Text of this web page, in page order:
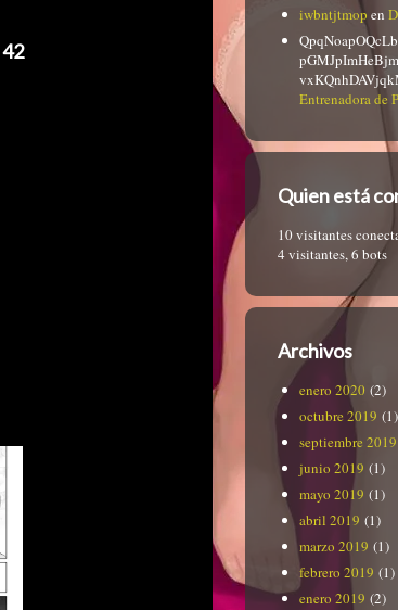
iwbntjtmop en
Entrenadora de
Quien está
10 visitantes
4 visitantes,6 bots
Archivos
enero 2020 (2)
octubre 2019 (1)
septiembre 2019
junio 2019 (1)
mayo 2019 (1)
abril 2019 (1)
marzo 2019 (1)
febrero 2019 (1)
enero 2019 (2)